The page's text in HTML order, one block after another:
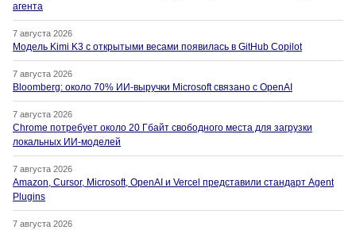
агента
7 августа 2026
Модель Kimi K3 с открытыми весами появилась в GitHub Copilot
7 августа 2026
Bloomberg: около 70% ИИ-выручки Microsoft связано с OpenAI
7 августа 2026
Chrome потребует около 20 Гбайт свободного места для загрузки
локальных ИИ-моделей
7 августа 2026
Amazon, Cursor, Microsoft, OpenAI и Vercel представили стандарт Agent
Plugins
7 августа 2026